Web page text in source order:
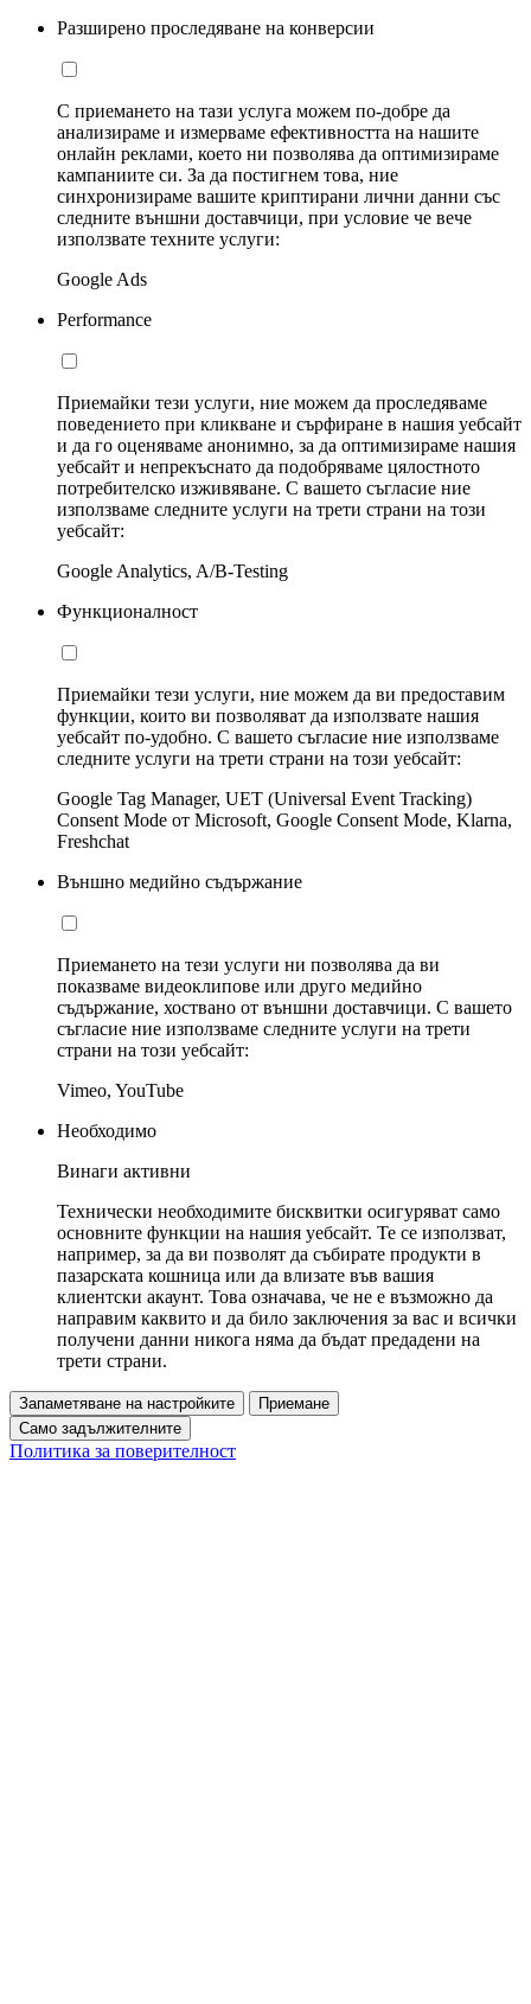
Разширено проследяване на конверсии
С приемането на тази услуга можем по-добре да
анализираме и измерваме ефективността на нашите
онлайн реклами, което ни позволява да оптимизираме
кампаниите си. За да постигнем това, ние
синхронизираме вашите криптирани лични данни със
следните външни доставчици, при условие че вече
използвате техните услуги:
Google Ads
Performance
Приемайки тези услуги, ние можем да проследяваме
поведението при кликване и сърфиране в нашия уебсайт
и да го оценяваме анонимно, за да оптимизираме нашия
уебсайт и непрекъснато да подобряваме цялостното
потребителско изживяване. С вашето съгласие ние
използваме следните услуги на трети страни на този
уебсайт:
Google Analytics, A/B-Testing
Функционалност
Приемайки тези услуги, ние можем да ви предоставим
функции, които ви позволяват да използвате нашия
уебсайт по-удобно. С вашето съгласие ние използваме
следните услуги на трети страни на този уебсайт:
Google Tag Manager, UET (Universal Event Tracking)
Consent Mode от Microsoft, Google Consent Mode, Klarna,
Freshchat
Външно медийно съдържание
Приемането на тези услуги ни позволява да ви
показваме видеоклипове или друго медийно
съдържание, хоствано от външни доставчици. С вашето
съгласие ние използваме следните услуги на трети
страни на този уебсайт:
Vimeo, YouTube
Необходимо
Винаги активни
Технически необходимите бисквитки осигуряват само
основните функции на нашия уебсайт. Те се използват,
например, за да ви позволят да събирате продукти в
пазарската кошница или да влизате във вашия
клиентски акаунт. Това означава, че не е възможно да
направим каквито и да било заключения за вас и всички
получени данни никога няма да бъдат предадени на
трети страни.
Запаметяване на настройките
Приемане
Само задължителните
Политика за поверителност